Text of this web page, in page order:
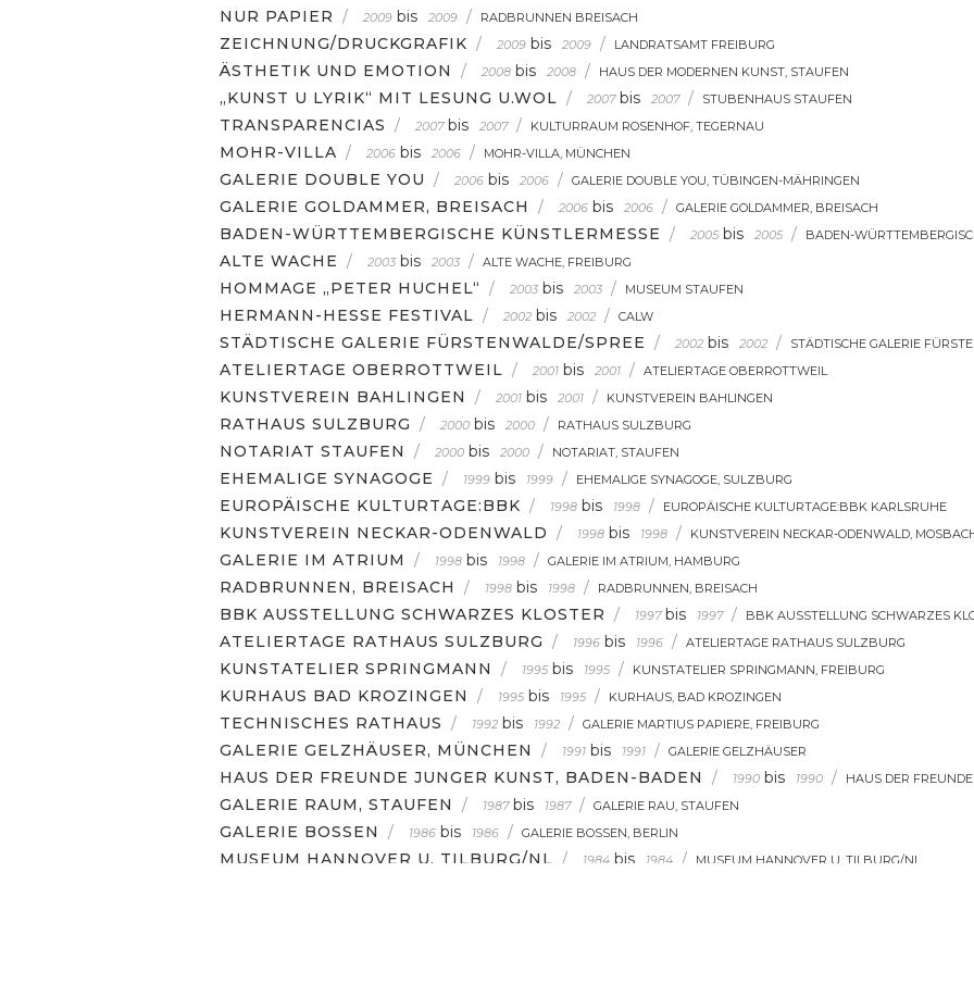
NUR PAPIER / 2009 bis 2009 / RADBRUNNEN BREISACH
ZEICHNUNG/DRUCKGRAFIK / 2009 bis 2009 / LANDRATSAMT FREIBURG
ÄSTHETIK UND EMOTION / 2008 bis 2008 / HAUS DER MODERNEN KUNST, STAUFEN
„KUNST U LYRIK“ MIT LESUNG U.WOL / 2007 bis 2007 / STUBENHAUS STAUFEN
TRANSPARENCIAS / 2007 bis 2007 / KULTURRAUM ROSENHOF, TEGERNAU
MOHR-VILLA / 2006 bis 2006 / MOHR-VILLA, MÜNCHEN
GALERIE DOUBLE YOU / 2006 bis 2006 / GALERIE DOUBLE YOU, TÜBINGEN-MÄHRINGEN
GALERIE GOLDAMMER, BREISACH / 2006 bis 2006 / GALERIE GOLDAMMER, BREISACH
BADEN-WÜRTTEMBERGISCHE KÜNSTLERMESSE / 2005 bis 2005 / BADEN-
ALTE WACHE / 2003 bis 2003 / ALTE WACHE, FREIBURG
HOMMAGE „PETER HUCHEL“ / 2003 bis 2003 / MUSEUM STAUFEN
HERMANN-HESSE FESTIVAL / 2002 bis 2002 / CALW
STÄDTISCHE GALERIE FÜRSTENWALDE/SPREE / 2002 bis 2002 / STÄDTISCHE GALERIE
ATELIERTAGE OBERROTTWEIL / 2001 bis 2001 / ATELIERTAGE OBERROTTWEIL
KUNSTVEREIN BAHLINGEN / 2001 bis 2001 / KUNSTVEREIN BAHLINGEN
RATHAUS SULZBURG / 2000 bis 2000 / RATHAUS SULZBURG
NOTARIAT STAUFEN / 2000 bis 2000 / NOTARIAT, STAUFEN
EHEMALIGE SYNAGOGE / 1999 bis 1999 / EHEMALIGE SYNAGOGE, SULZBURG
EUROPÄISCHE KULTURTAGE:BBK / 1998 bis 1998 / EUROPÄISCHE KULTURTAGE:BBK KARLSRUHE
KUNSTVEREIN NECKAR-ODENWALD / 1998 bis 1998 / KUNSTVEREIN NECKAR-ODENWALD,
GALERIE IM ATRIUM / 1998 bis 1998 / GALERIE IM ATRIUM, HAMBURG
RADBRUNNEN, BREISACH / 1998 bis 1998 / RADBRUNNEN, BREISACH
BBK AUSSTELLUNG SCHWARZES KLOSTER / 1997 bis 1997 / BBK AUSSTELLUNG SCHWARZES
ATELIERTAGE RATHAUS SULZBURG / 1996 bis 1996 / ATELIERTAGE RATHAUS SULZBURG
KUNSTATELIER SPRINGMANN / 1995 bis 1995 / KUNSTATELIER SPRINGMANN, FREIBURG
KURHAUS BAD KROZINGEN / 1995 bis 1995 / KURHAUS, BAD KROZINGEN
TECHNISCHES RATHAUS / 1992 bis 1992 / GALERIE MARTIUS PAPIERE, FREIBURG
GALERIE GELZHÄUSER, MÜNCHEN / 1991 bis 1991 / GALERIE GELZHÄUSER
HAUS DER FREUNDE JUNGER KUNST, BADEN-BADEN / 1990 bis 1990 / HAUS DER
GALERIE RAUM, STAUFEN / 1987 bis 1987 / GALERIE RAU, STAUFEN
GALERIE BOSSEN / 1986 bis 1986 / GALERIE BOSSEN, BERLIN
MUSEUM HANNOVER U. TILBURG/NL / 1984 bis 1984 / MUSEUM HANNOVER U. TILBURG/NL